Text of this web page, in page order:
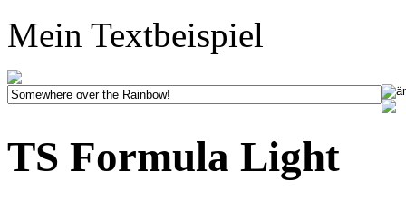
Mein Textbeispiel
TS Formula Light